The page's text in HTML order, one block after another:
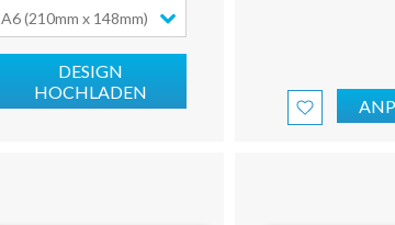
A6 (210mm x 148mm)
DESIGN
HOCHLADEN